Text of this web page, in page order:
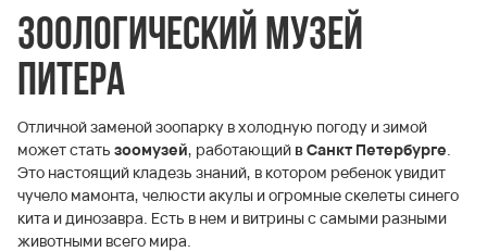
Зоологический музей
Питера
Отличной заменой зоопарку в холодную погоду и зимой
может стать зоомузей, работающий в Санкт Петербурге.
Это настоящий кладезь знаний, в котором ребенок увидит
чучело мамонта, челюсти акулы и огромные скелеты синего
кита и динозавра. Есть в нем и витрины с самыми разными
животными всего мира.